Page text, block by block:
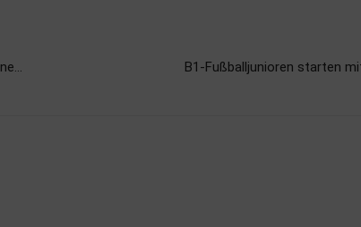
B1-Fußballjunioren starten